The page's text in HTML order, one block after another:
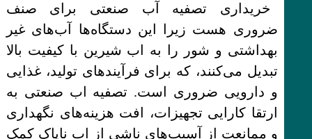
خریداری تصفیه آب صنعتی برای صنف
ضروری هست زیرا این دستگاه‌ها آب‌های غیر
بهداشتی و شور را به اب شیرین با کیفیت بالا
تبدیل می‌کنند، که برای فرآیندهای تولید، غذایی
و دارویی ضروری است. تصفیه اب صنعتی به
ارتقا کارایی تجهیزات، افت هزینه‌های نگهداری
و ممانعت از آسیب‌های ناشی از اب ناپاک کمک